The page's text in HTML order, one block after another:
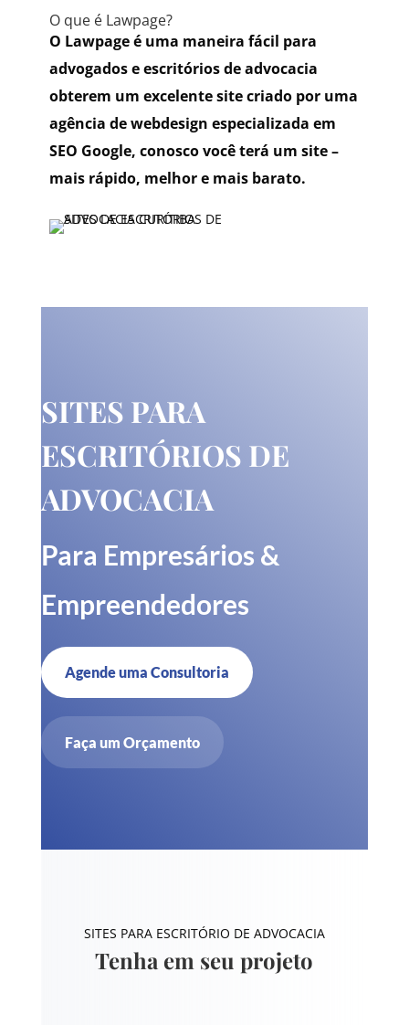
O que é Lawpage?
O Lawpage é uma maneira fácil para
advogados e escritórios de advocacia
obterem um excelente site criado por uma
agência de webdesign especializada em
SEO Google, conosco você terá um site –
mais rápido, melhor e mais barato.
SITES PARA
ESCRITÓRIOS DE
ADVOCACIA
Para Empresários &
Empreendedores
Agende uma Consultoria
Faça um Orçamento
SITES PARA ESCRITÓRIO DE ADVOCACIA
Tenha em seu projeto